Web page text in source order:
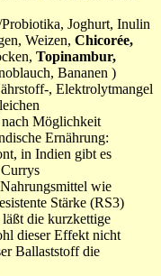
Joghurt, Inulin
Weizen, Chicorée,
Topinambur,
Bananen )
, Elektrolytmangel
nach Möglichkeit
Ernährung:
in Indien gibt es
wie
Stärke (RS3)
die kurzkettige
dieser Effekt nicht
Ballaststoff die